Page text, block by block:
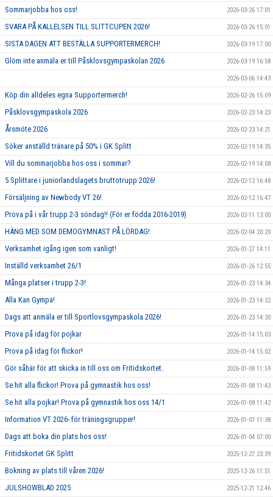
Sommarjobba hos oss! 2026-03-26 17:01
SVARA PÅ KALLELSEN TILL SLITTCUPEN 2026! 2026-03-26 15:01
SISTA DAGEN ATT BESTÄLLA SUPPORTERMERCH! 2026-03-19 17:00
Glöm inte anmäla er till Påsklovsgympaskolan 2026 2026-03-19 16:58
2026-03-06 14:43
Köp din alldeles egna Supportermerch! 2026-02-26 15:09
Påsklovsgympaskola 2026 2026-02-23 14:23
Årsmöte 2026 2026-02-23 14:21
Söker anställd tränare på 50% i GK Splitt 2026-02-19 14:35
Vill du sommarjobba hos oss i sommar? 2026-02-19 14:08
5 Splittare i juniorlandslagets bruttotrupp 2026! 2026-02-12 16:48
Försäljning av Newbody VT 26! 2026-02-12 16:47
Prova på i vår trupp 2-3 söndag!! (För er födda 2016-2019) 2026-02-11 13:00
HÄNG MED SOM DEMOGYMNAST PÅ LÖRDAG! 2026-02-04 20:20
Verksamhet igång igen som vanligt! 2026-01-27 14:11
Inställd verksamhet 26/1 2026-01-26 12:55
Många platser i trupp 2-3! 2026-01-23 14:34
Alla Kan Gympa! 2026-01-23 14:32
Dags att anmäla er till Sportlovsgympaskola 2026! 2026-01-23 14:30
Prova på idag för pojkar 2026-01-14 15:03
Prova på idag för flickor! 2026-01-14 15:02
Gör såhär för att skicka in till oss om Fritidskortet. 2026-01-08 11:59
Se hit alla flickor! Prova på gymnastik hos oss! 2026-01-08 11:43
Se hit alla pojkar! Prova på gymnastik hos oss 14/1 2026-01-08 11:42
Information VT 2026- för träningsgrupper! 2026-01-07 11:38
Dags att boka din plats hos oss! 2026-01-04 07:00
Fritidskortet GK Splitt 2025-12-27 23:39
Bokning av plats till våren 2026! 2025-12-26 11:51
JULSHOWBLAD 2025 2025-12-21 12:46